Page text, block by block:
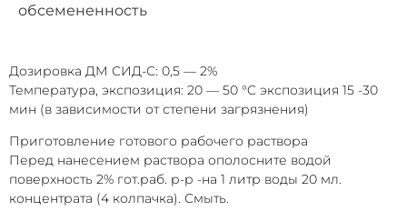
обсемененность
Дозировка ДМ СИД-С: 0,5 — 2%
Температура, экспозиция: 20 — 50 °C экспозиция 15 -30
мин (в зависимости от степени загрязнения)
Приготовление готового рабочего раствора
Перед нанесением раствора ополосните водой
поверхность 2% гот.раб. р-р -на 1 литр воды 20 мл.
концентрата (4 колпачка). Смыть.